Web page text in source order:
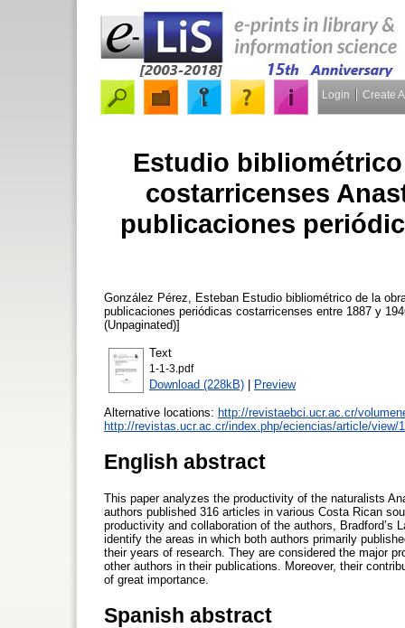
Login Create
Estudio
costarricenses
publicaciones
González Pérez, Esteban Estudio bibliométrico de la
publicaciones periódicas costarricenses entre 1887 y
(Unpaginated)]
Text
1-1-3.pdf
Download (228kB) | Preview
Alternative locations: http://revistaebci.ucr.ac.cr/
http://revistas.ucr.ac.cr/index.php/eciencias/article/view/
English abstract
This paper analyzes the productivity of the naturalists
authors published 316 articles in various Costa Rican
productivity and collaboration of the authors, Bradford’s
identify the areas in which both authors primarily
their years of research. They are considered the major
other authors in their publications. Moreover, their
of great importance.
Spanish abstract